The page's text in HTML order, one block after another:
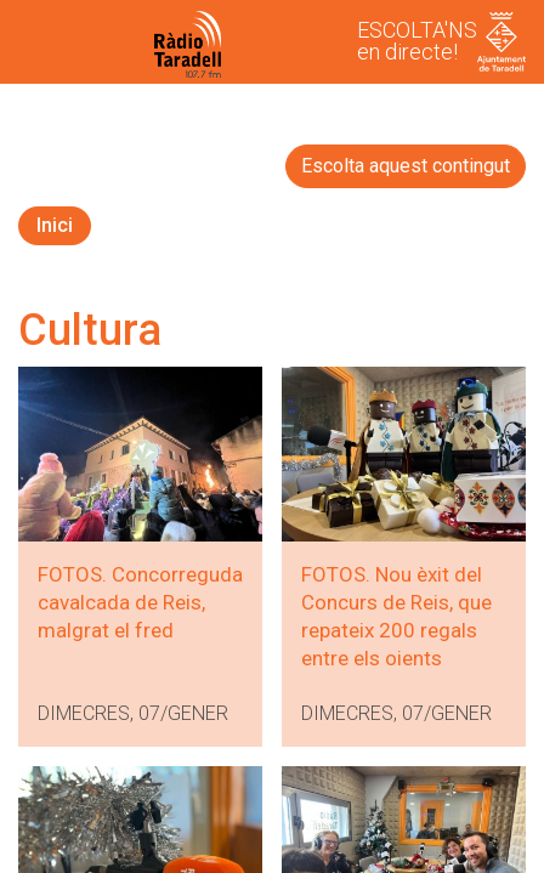
ESCOLTA'NS
en directe!
Escolta aquest contingut
Inici
Cultura
FOTOS. Concorreguda
cavalcada de Reis,
malgrat el fred
DIMECRES, 07/GENER
FOTOS. Nou èxit del
Concurs de Reis, que
repateix 200 regals
entre els oients
DIMECRES, 07/GENER